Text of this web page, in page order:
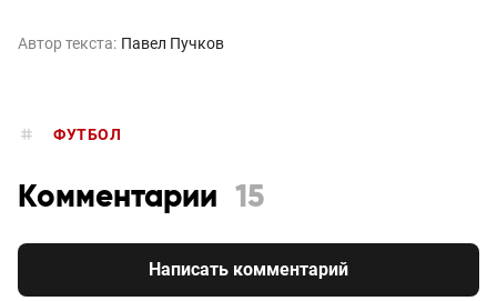
Автор текста: Павел Пучков
ФУТБОЛ
Комментарии 15
Написать комментарий